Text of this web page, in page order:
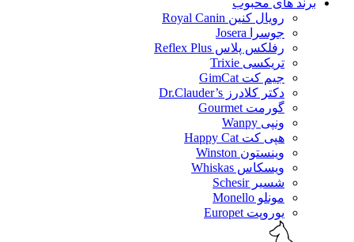
برند های محبوب
رویال کنین Royal Canin
جوسرا Josera
رفلکس پلاس Reflex Plus
تریکسی Trixie
جیم کت GimCat
دکتر کلادرز Dr.Clauder’s
گورمت Gourmet
ونپی Wanpy
هپی کت Happy Cat
وینستون Winston
ویسکاس Whiskas
شسیر Schesir
مونلو Monello
یوروپت Europet